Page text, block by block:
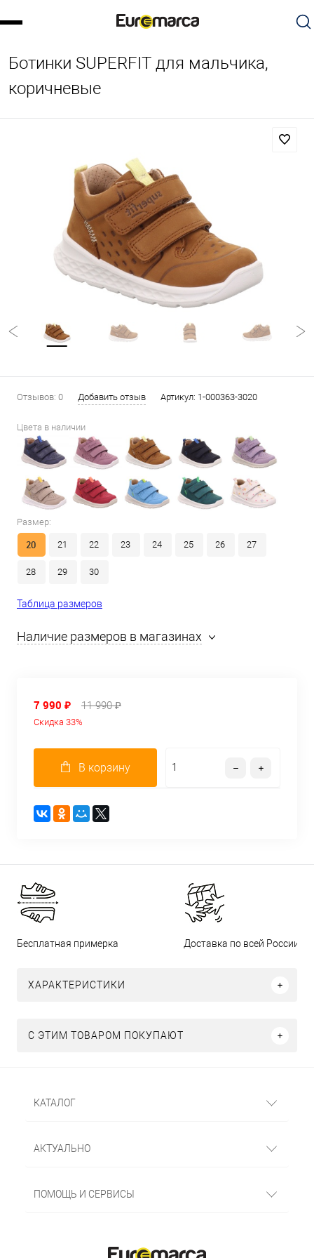
Ботинки SUPERFIT для мальчика,
коричневые
Отзывов: 0 Добавить отзыв Артикул: 1-000363-3020
Цвета в наличии
Размер:
20 21 22 23 24 25 26 27
28 29 30
Таблица размеров
Наличие размеров в магазинах
7 990 ₽ 11 990 ₽
Скидка 33%
В корзину
Бесплатная примерка Доставка по всей России
ХАРАКТЕРИСТИКИ
С ЭТИМ ТОВАРОМ ПОКУПАЮТ
КАТАЛОГ
АКТУАЛЬНО
ПОМОЩЬ И СЕРВИСЫ